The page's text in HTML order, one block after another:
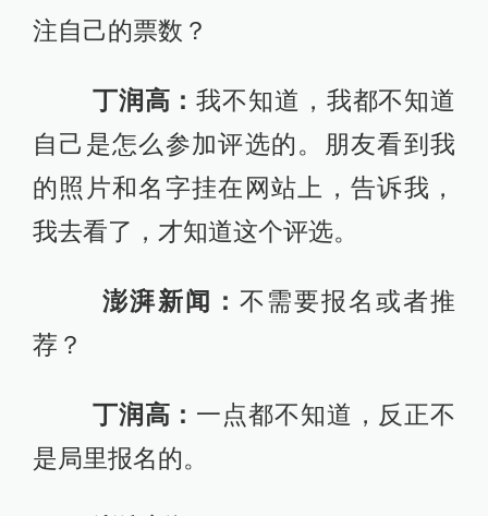
注自己的票数？
丁润高：我不知道，我都不知道
自己是怎么参加评选的。朋友看到我
的照片和名字挂在网站上，告诉我，
我去看了，才知道这个评选。
澎湃新闻： 不需要报名或者推
荐？
丁润高： 一点都不知道，反正不
是局里报名的。